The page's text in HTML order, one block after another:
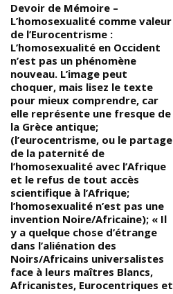
Devoir de Mémoire –
L’homosexualité comme valeur
de l’Eurocentrisme :
L’homosexualité en Occident
n’est pas un phénomène
nouveau. L’image peut
choquer, mais lisez le texte
pour mieux comprendre, car
elle représente une fresque de
la Grèce antique;
(l’eurocentrisme, ou le partage
de la paternité de
l’homosexualité avec l’Afrique
et le refus de tout accès
scientifique à l’Afrique;
l’homosexualité n’est pas une
invention Noire/Africaine); « Il
y a quelque chose d’étrange
dans l’aliénation des
Noirs/Africains universalistes
face à leurs maîtres Blancs,
Africanistes, Eurocentriques et